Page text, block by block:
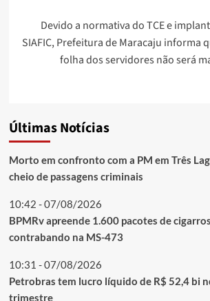
Devido a normativa do TCE e
SIAFIC, Prefeitura de Maracaju informa
folha dos servidores não será
Últimas Notícias
Morto em confronto com a PM em Três
cheio de passagens criminais
10:42 - 07/08/2026
BPMRv apreende 1.600 pacotes de
contrabando na MS-473
10:31 - 07/08/2026
Petrobras tem lucro líquido de R$ 52,4 bi
trimestre